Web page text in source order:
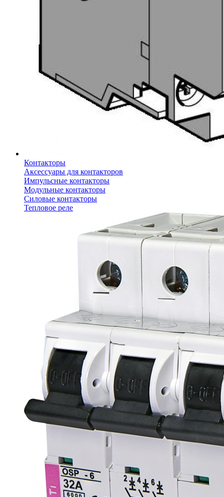
Контакторы
Аксессуары для контакторов
Импульсные контакторы
Модульные контакторы
Силовые контакторы
Тепловое реле